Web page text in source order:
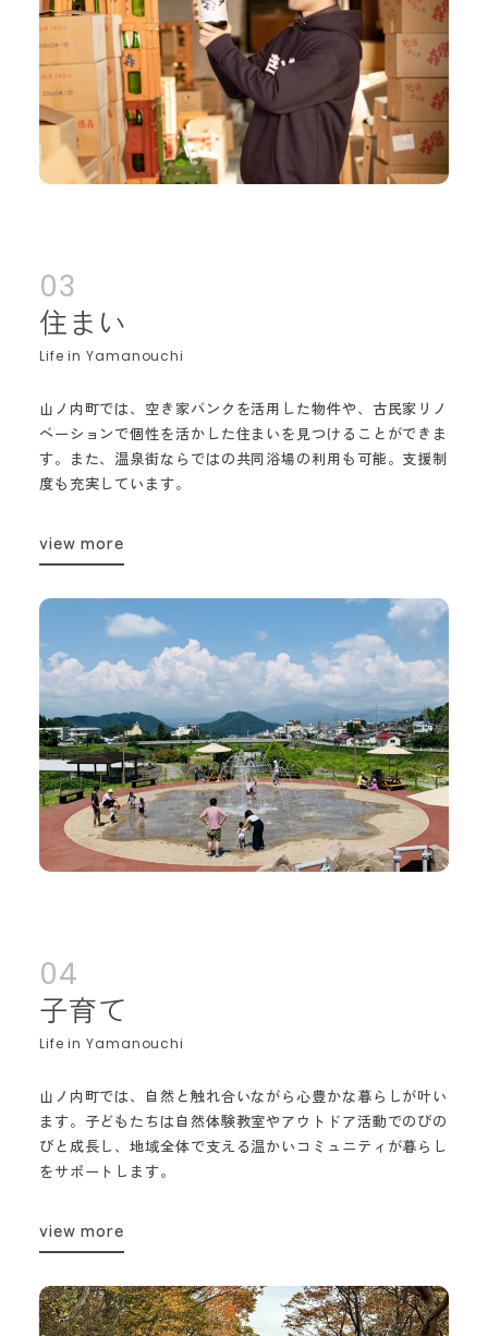
03
住まい
山ノ内町では、空き家バンクを活用した物件や、古民家リノ
ベーションで個性を活かした住まいを見つけることができま
す。また、温泉街ならではの共同浴場の利用も可能。支援制
度も充実しています。
view more
04
子育て
山ノ内町では、自然と触れ合いながら心豊かな暮らしが叶い
ます。子どもたちは自然体験教室やアウトドア活動でのびの
びと成長し、地域全体で支える温かいコミュニティが暮らし
をサポートします。
view more